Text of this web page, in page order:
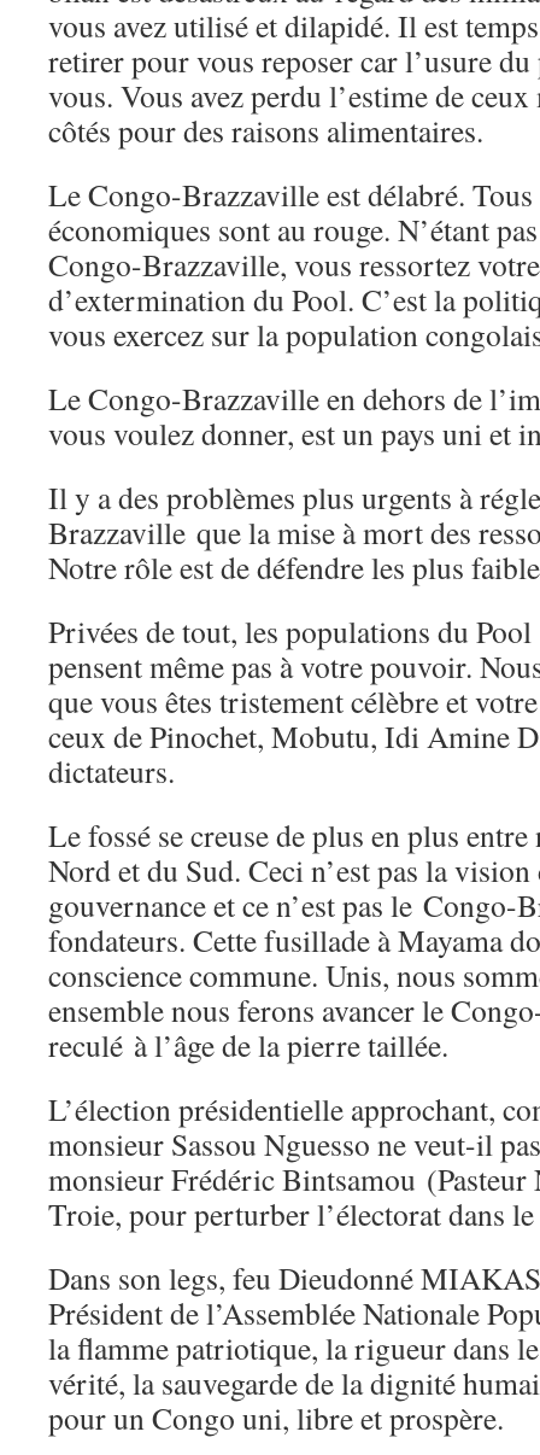
vous avez utilisé et dilapidé. Il est
retirer pour vous reposer car l’usure
vous. Vous avez perdu l’estime de
côtés pour des raisons alimentaires.
Le Congo-Brazzaville est délabré.
économiques sont au rouge. N’étant
Congo-Brazzaville, vous ressortez
d’extermination du Pool. C’est la
vous exercez sur la population
Le Congo-Brazzaville en dehors de
vous voulez donner, est un pays uni
Il y a des problèmes plus urgents à
Brazzaville que la mise à mort des
Notre rôle est de défendre les plus
Privées de tout, les populations du
pensent même pas à votre pouvoir.
que vous êtes tristement célèbre et
ceux de Pinochet, Mobutu, Idi Amine
dictateurs.
Le fossé se creuse de plus en plus
Nord et du Sud. Ceci n’est pas la vision
gouvernance et ce n’est pas le Congo-
fondateurs. Cette fusillade à Mayama
conscience commune. Unis, nous
ensemble nous ferons avancer le
reculé à l’âge de la pierre taillée.
L’élection présidentielle approchant,
monsieur Sassou Nguesso ne veut-il
monsieur Frédéric Bintsamou (Pasteur
Troie, pour perturber l’électorat
Dans son legs, feu Dieudonné
Président de l’Assemblée Nationale
la flamme patriotique, la rigueur dans
vérité, la sauvegarde de la dignité
pour un Congo uni, libre et prospère.